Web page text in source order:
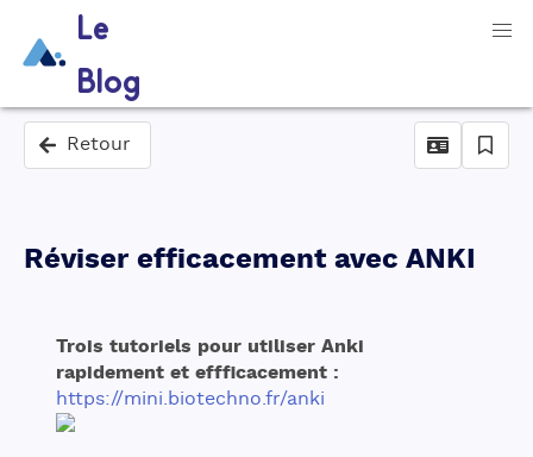
Le
Blog
Retour
Réviser efficacement avec ANKI
Trois tutoriels pour utiliser Anki
https://mini.biotechno.fr/anki